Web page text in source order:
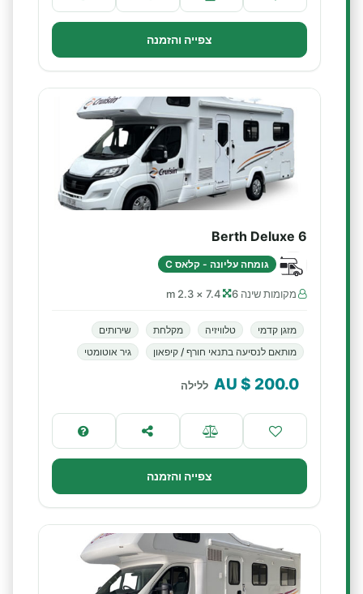
צפייה והזמנה
6 Berth Deluxe
גומחה עליונה - קלאס C
מקומות שינה 6 7.4 × 2.3 m
מזגן קדמי טלוויזיה מקלחת
שירותים
מותאם לנסיעה בתנאי חורף / קיפאון
גיר אוטומטי
200.0
$ AU ללילה
צפייה והזמנה